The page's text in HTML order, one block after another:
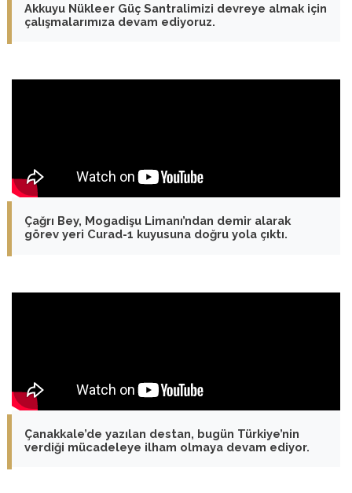
Akkuyu Nükleer Güç Santralimizi devreye almak için
çalışmalarımıza devam ediyoruz.
Çağrı Bey, Mogadişu Limanı’ndan demir alarak
görev yeri Curad-1 kuyusuna doğru yola çıktı.
Çanakkale’de yazılan destan, bugün Türkiye’nin
verdiği mücadeleye ilham olmaya devam ediyor.